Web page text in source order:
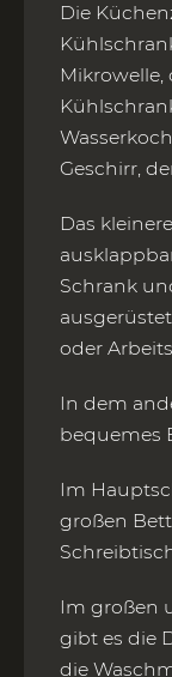
Die
Mikrowelle,
Geschirr,
Das
Schrank
oder
In dem
bequemes
Im
großen
Im großen
gibt es die
die